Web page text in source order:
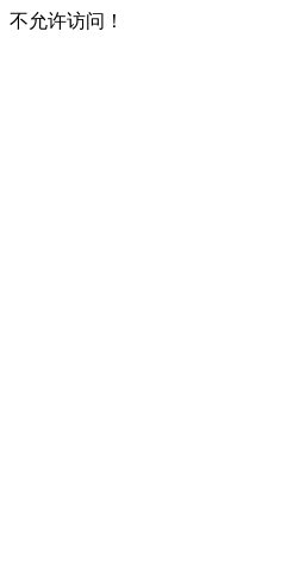
不允许访问！